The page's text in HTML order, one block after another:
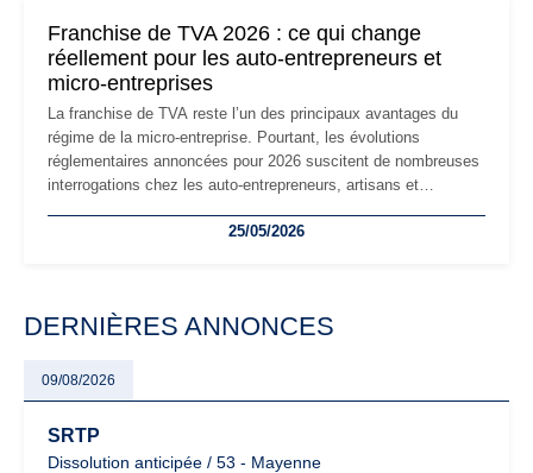
Franchise de TVA 2026 : ce qui change
réellement pour les auto-entrepreneurs et
micro-entreprises
La franchise de TVA reste l’un des principaux avantages du
régime de la micro-entreprise. Pourtant, les évolutions
réglementaires annoncées pour 2026 suscitent de nombreuses
interrogations chez les auto-entrepreneurs, artisans et
facturation ou risque de bascule vers la TVA : les règles
25/05/2026
DERNIÈRES ANNONCES
09/08/2026
SRTP
Dissolution anticipée / 53 - Mayenne